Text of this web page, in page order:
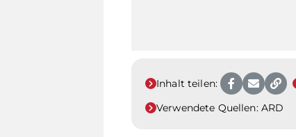
Inhalt teilen:
Verwendete Quellen: ARD